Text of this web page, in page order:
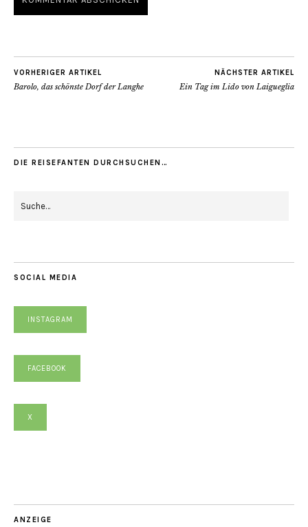
VORHERIGER ARTIKEL
Barolo, das schönste Dorf der Langhe
NÄCHSTER ARTIKEL
Ein Tag im Lido von Laigueglia
DIE REISEFANTEN DURCHSUCHEN…
SOCIAL MEDIA
INSTAGRAM
FACEBOOK
X
ANZEIGE